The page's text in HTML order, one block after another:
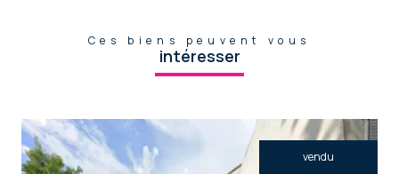
Ces biens peuvent vous
intéresser
vendu